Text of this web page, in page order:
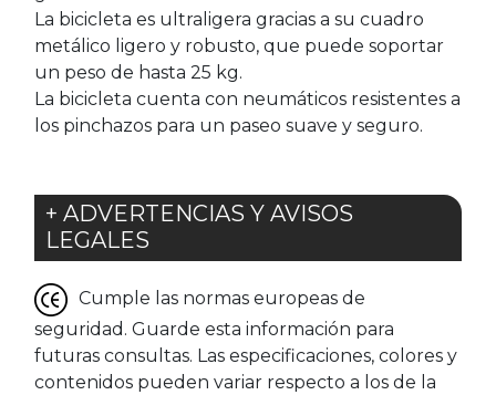
La bicicleta es ultraligera gracias a su cuadro
metálico ligero y robusto, que puede soportar
un peso de hasta 25 kg.
La bicicleta cuenta con neumáticos resistentes a
los pinchazos para un paseo suave y seguro.
+ ADVERTENCIAS Y AVISOS
LEGALES
Cumple las normas europeas de
seguridad. Guarde esta información para
futuras consultas. Las especificaciones, colores y
contenidos pueden variar respecto a los de la